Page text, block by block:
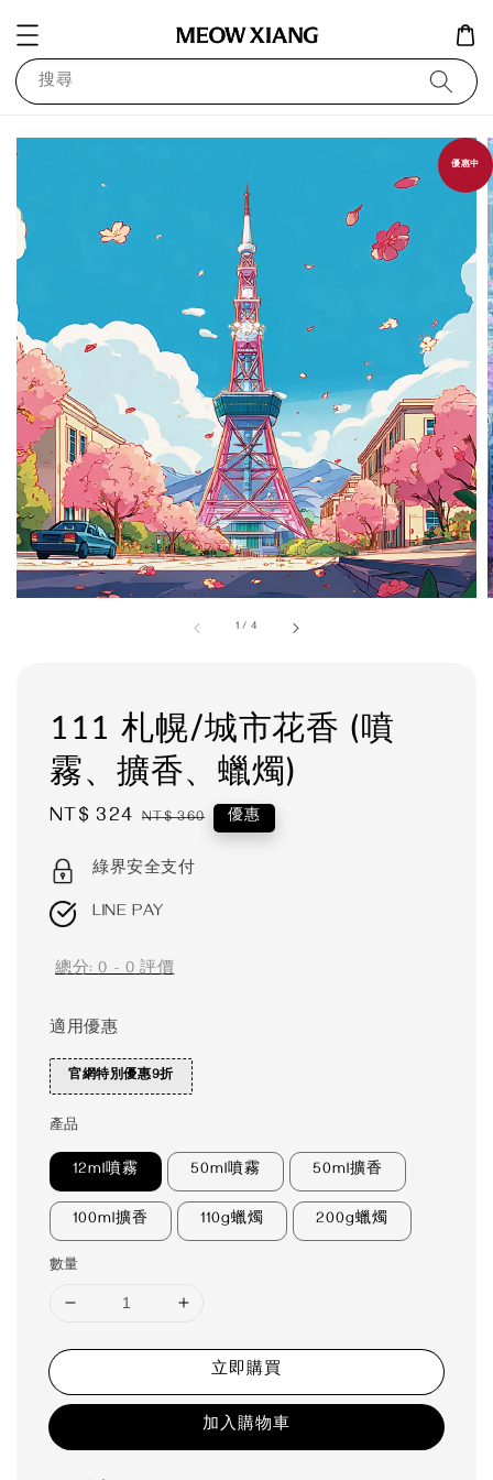
搜尋
1 / 4
優惠中
111 札幌/城市花香 (噴
霧、擴香、蠟燭)
Sale
NT$ 324 Regular
NT$ 360 優惠
綠界安全支付
LINE PAY
總分:0-0評價
適用優惠
官網特別優惠9折
產品
12ml噴霧 50ml噴霧 50ml擴香
100ml擴香 110g蠟燭 200g蠟燭
數量
立即購買
加入購物車